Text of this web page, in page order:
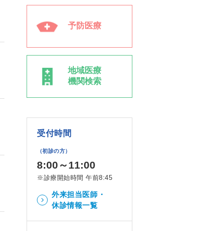
予防医療
地域医療
機関検索
受付時間
（初診の方）
8:00～11:00
※診療開始時間 午前8:45
外来担当医師・
休診情報一覧